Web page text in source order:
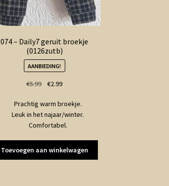
074 – Daily7 geruit broekje
(0126zutb)
AANBIEDING!
€5.99
Oorspronkelijke
was:
€5.99.
€2.99Huidige
is:
€2.99.
Prachtig warm broekje.
Leuk in het najaar/winter.
Comfortabel.
Toevoegen aan winkelwagen